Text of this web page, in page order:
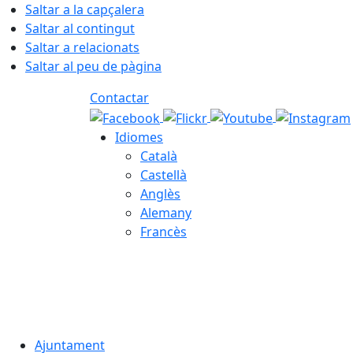
Saltar a la capçalera
Saltar al contingut
Saltar a relacionats
Saltar al peu de pàgina
Contactar
Idiomes
Català
Castellà
Anglès
Alemany
Francès
Ajuntament